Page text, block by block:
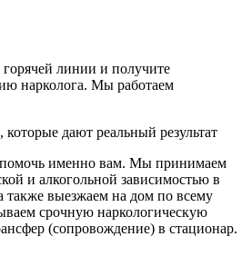
линии и получите
нарколога. Мы работаем
дают реальный результат
именно вам. Мы принимаем
и алкогольной зависимостью в
также выезжаем на дом по всему
срочную наркологическую
(сопровождение) в стационар.